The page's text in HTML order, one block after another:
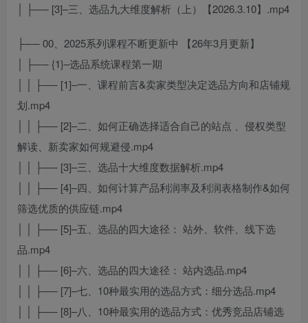
│ ├── [3]–三、选品九大维度解析（上）【2026.3.10】.mp4
├── 00、2025系列课程不断更新中 【26年3月更新】
│ ├── {1}–选品系统课程第一期
│ │ ├── [1]–一、课程前言&卖家类型决定选品方向和店铺规
划.mp4
│ │ ├── [2]–二、如何正确选择适合自己的站点 、侵权类型
解读、新卖家如何规避侵.mp4
│ │ ├── [3]–三、选品十大维度数据解析.mp4
│ │ ├── [4]–四、如何计算产品利润率及利润表格制作&如何
筛选优质的供应链.mp4
│ │ ├── [5]–五、选品的四大途径： 站外、软件、线下选
品.mp4
│ │ ├── [6]–六、选品的四大途径： 站内选品.mp4
│ │ ├── [7]–七、10种最实用的选品方式：细分选品.mp4
│ │ ├── [8]–八、10种最实用的选品方式：优秀竞品店铺选